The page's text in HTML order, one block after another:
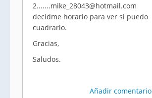
2.......mike_28043@hotmail.com
decidme horario para ver si puedo
cuadrarlo.
Gracias,
Saludos.
Añadir comentario